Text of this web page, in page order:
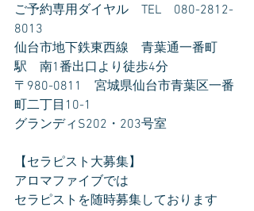
ご予約専用ダイヤル　TEL　080-2812-
8013
仙台市地下鉄東西線　青葉通一番町
駅　南1番出口より徒歩4分
〒980-0811　宮城県仙台市青葉区一番
町二丁目10-1
グランディS202・203号室
【セラピスト大募集】
アロマファイブでは
セラピストを随時募集しております